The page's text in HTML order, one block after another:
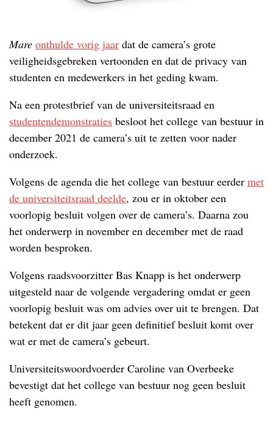
Mare onthulde vorig jaar dat de camera’s grote
veiligheidsgebreken vertoonden en dat de privacy van
studenten en medewerkers in het geding kwam.
Na een protestbrief van de universiteitsraad en
studentendemonstraties besloot het college van bestuur in
december 2021 de camera’s uit te zetten voor nader
onderzoek.
Volgens de agenda die het college van bestuur eerder met
de universiteitsraad deelde, zou er in oktober een
voorlopig besluit volgen over de camera’s. Daarna zou
het onderwerp in november en december met de raad
worden besproken.
Volgens raadsvoorzitter Bas Knapp is het onderwerp
uitgesteld naar de volgende vergadering omdat er geen
voorlopig besluit was om advies over uit te brengen. Dat
betekent dat er dit jaar geen definitief besluit komt over
wat er met de camera’s gebeurt.
Universiteitswoordvoerder Caroline van Overbeeke
bevestigt dat het college van bestuur nog geen besluit
heeft genomen.